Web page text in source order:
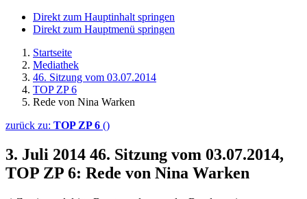
Direkt zum Hauptinhalt springen
Direkt zum Hauptmenü springen
Startseite
Mediathek
46. Sitzung vom 03.07.2014
TOP ZP 6
Rede von Nina Warken
zurück zu: TOP ZP 6 ()
3. Juli 2014 46. Sitzung vom 03.07.2014,
TOP ZP 6: Rede von Nina Warken